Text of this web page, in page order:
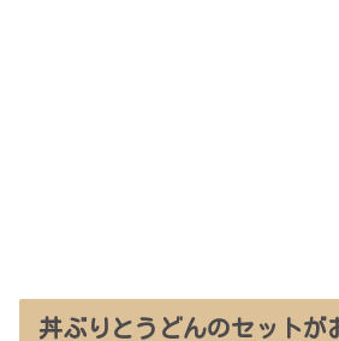
丼ぶりとうどんのセットが